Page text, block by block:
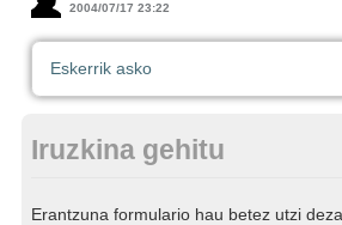
2004/07/17 23:22
Eskerrik asko
Iruzkina gehitu
Erantzuna formulario hau betez utzi